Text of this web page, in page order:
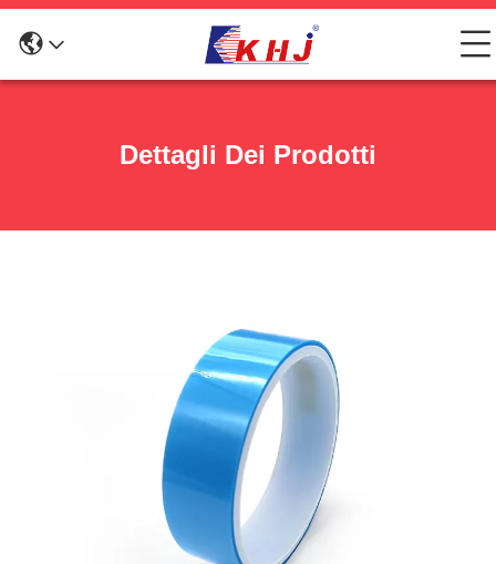
Dettagli Dei Prodotti